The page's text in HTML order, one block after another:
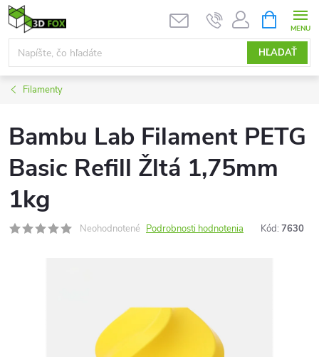
Prejsť
na
obsah
HĽADAŤ
KOŠÍK
Filamenty
Bambu Lab Filament PETG
Basic Refill Žltá 1,75mm
1kg
Neohodnotené Podrobnosti hodnotenia Kód: 7630